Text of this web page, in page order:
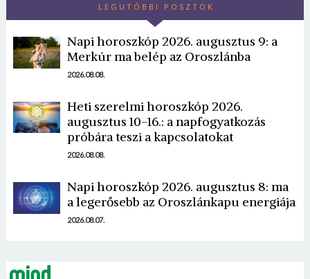
LEGUTÓBBI POSZTOK
Napi horoszkóp 2026. augusztus 9: a
Merkúr ma belép az Oroszlánba
2026.08.08.
Heti szerelmi horoszkóp 2026.
augusztus 10-16.: a napfogyatkozás
próbára teszi a kapcsolatokat
2026.08.08.
Napi horoszkóp 2026. augusztus 8: ma
a legerősebb az Oroszlánkapu energiája
2026.08.07.
Borsonline bejelentkezés
E-mail cím vagy felhasználónév
Mégse